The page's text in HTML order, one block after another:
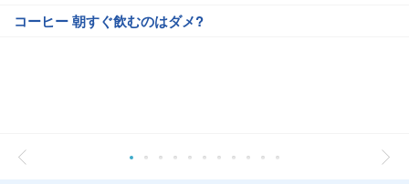
コーヒー 朝すぐ飲むのはダメ?